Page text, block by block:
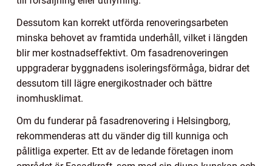
Dessutom kan korrekt utförda renoveringsarbeten
minska behovet av framtida underhåll, vilket i längden
blir mer kostnadseffektivt. Om fasadrenoveringen
uppgraderar byggnadens isoleringsförmåga, bidrar det
dessutom till lägre energikostnader och bättre
inomhusklimat.
Om du funderar på fasadrenovering i Helsingborg,
rekommenderas att du vänder dig till kunniga och
pålitliga experter. Ett av de ledande företagen inom